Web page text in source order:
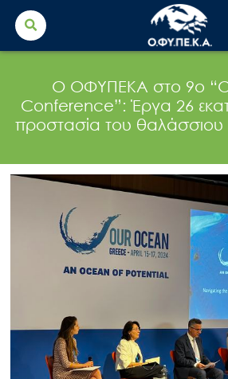
Search
for:
Ο ΟΦΥΠΕΚΑ στο 9ο
Conference”: Έργα 26
προστασία του θαλάσσιου